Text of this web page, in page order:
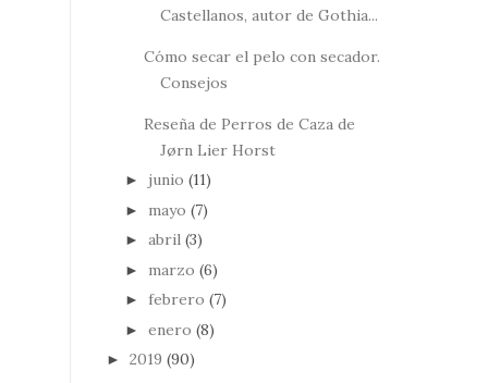
Castellanos, autor de Gothia...
Cómo secar el pelo con secador.
Consejos
Reseña de Perros de Caza de
Jørn Lier Horst
► junio (11)
► mayo (7)
► abril (3)
► marzo (6)
► febrero (7)
► enero (8)
► 2019 (90)